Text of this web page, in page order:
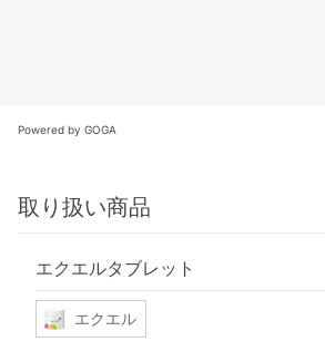
Powered by GOGA
取り扱い商品
エクエルタブレット
エクエル